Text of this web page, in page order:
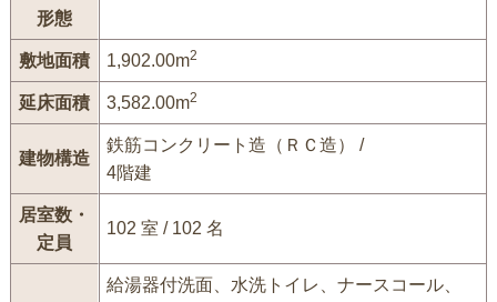
形態
敷地面積 1,902.00m2
延床面積 3,582.00m2
建物構造
鉄筋コンクリート造（ＲＣ造） /
4階建
居室数・
定員
102 室 / 102 名
給湯器付洗面、水洗トイレ、ナースコール、